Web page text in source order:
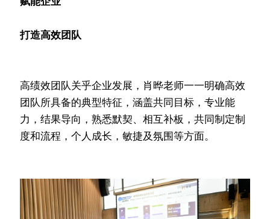
打造高效团队
高绩效团队关乎企业发展，肖晔老师一一明确高效
团队所具备的典型特征，涵盖共同目标，专业能
力，结果导向，熟悉默契、相互补板，共同制定制
度和流程，个人成长，敏捷及氛围等方面。